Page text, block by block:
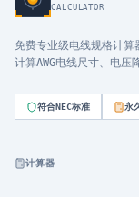
CALCULATOR
免费专业级电线规格计算
计算AWG电线尺寸、电压
符合NEC标准 永
计算器